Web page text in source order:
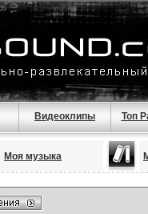
Видеоклипы Топ
Моя музыка